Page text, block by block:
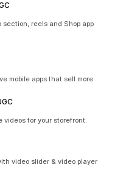
section, reels and Shop app
mobile apps that sell more
videos for your storefront.
video slider & video player